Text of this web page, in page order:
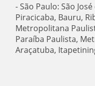
- São Paulo: São
Piracicaba, Bauru,
Metropolitana
Paraíba Paulista,
Araçatuba,